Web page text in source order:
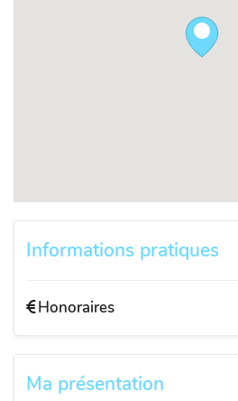
Informations pratiques
Honoraires
Ma présentation